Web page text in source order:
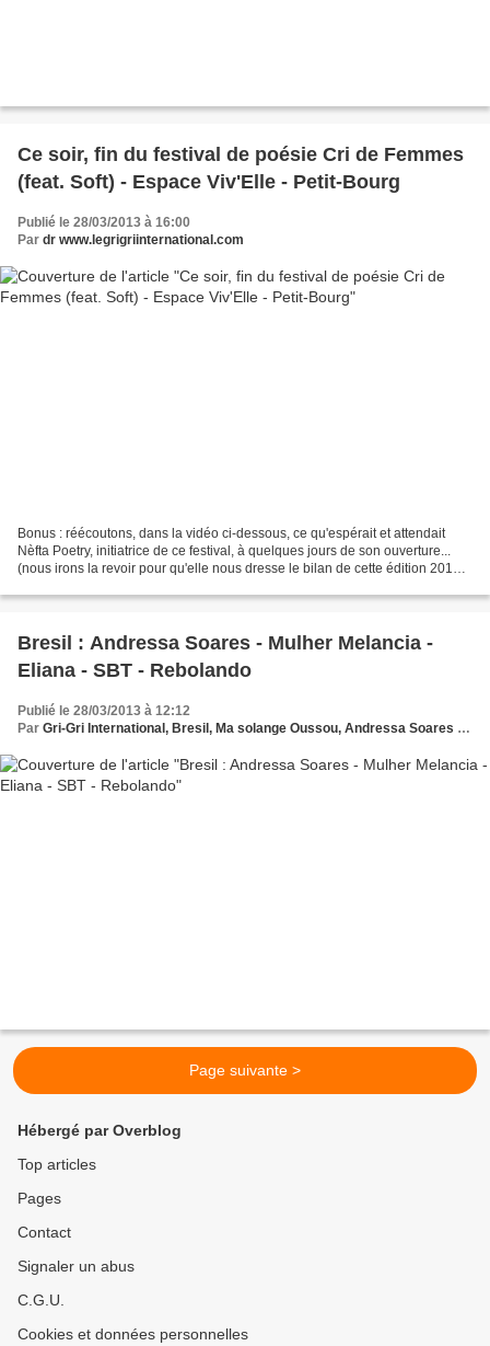
Ce soir, fin du festival de poésie Cri de Femmes
(feat. Soft) - Espace Viv'Elle - Petit-Bourg
Publié le 28/03/2013 à 16:00
Par dr www.legrigriinternational.com
Bonus : réécoutons, dans la vidéo ci-dessous, ce qu'espérait et attendait
Nèfta Poetry, initiatrice de ce festival, à quelques jours de son ouverture...
(nous irons la revoir pour qu'elle nous dresse le bilan de cette édition 2013)
Bresil : Andressa Soares - Mulher Melancia -
Eliana - SBT - Rebolando
Publié le 28/03/2013 à 12:12
Par Gri-Gri International, Bresil, Ma solange Oussou, Andressa Soares ,Mulher Melancia - Eliana , SBT ,Rebolando
Page suivante >
Hébergé par Overblog
Top articles
Pages
Contact
Signaler un abus
C.G.U.
Cookies et données personnelles